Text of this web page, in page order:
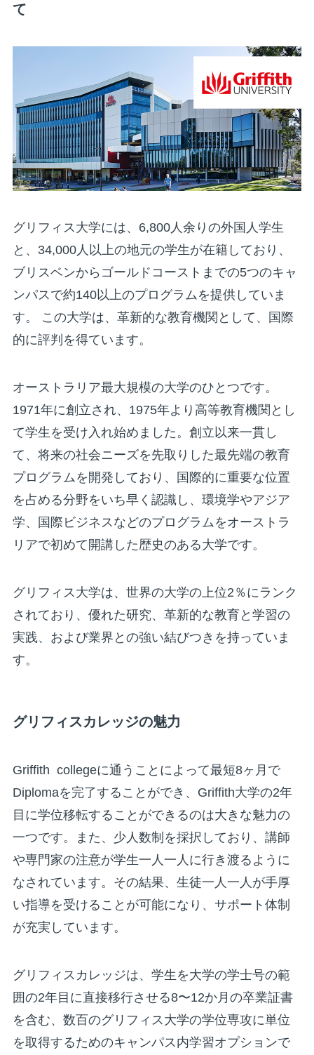
て
グリフィス大学には、6,800人余りの外国人学生
と、34,000人以上の地元の学生が在籍しており、
ブリスベンからゴールドコーストまでの5つのキャ
ンパスで約140以上のプログラムを提供していま
す。 この大学は、革新的な教育機関として、国際
的に評判を得ています。
オーストラリア最大規模の大学のひとつです。
1971年に創立され、1975年より高等教育機関とし
て学生を受け入れ始めました。創立以来一貫し
て、将来の社会ニーズを先取りした最先端の教育
プログラムを開発しており、国際的に重要な位置
を占める分野をいち早く認識し、環境学やアジア
学、国際ビジネスなどのプログラムをオーストラ
リアで初めて開講した歴史のある大学です。
グリフィス大学は、世界の大学の上位2％にランク
されており、優れた研究、革新的な教育と学習の
実践、および業界との強い結びつきを持っていま
す。
グリフィスカレッジの魅力
Griffith collegeに通うことによって最短8ヶ月で
Diplomaを完了することができ、Griffith大学の2年
目に学位移転することができるのは大きな魅力の
一つです。また、少人数制を採択しており、講師
や専門家の注意が学生一人一人に行き渡るように
なされています。その結果、生徒一人一人が手厚
い指導を受けることが可能になり、サポート体制
が充実しています。
グリフィスカレッジは、学生を大学の学士号の範
囲の2年目に直接移行させる8〜12か月の卒業証書
を含む、数百のグリフィス大学の学位専攻に単位
を取得するためのキャンパス内学習オプションで